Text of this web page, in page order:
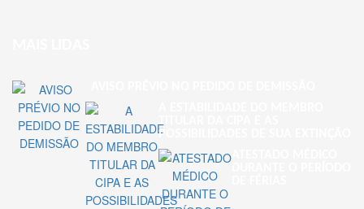
POSSIBILIDADES DE SUA EXTINÇÃO